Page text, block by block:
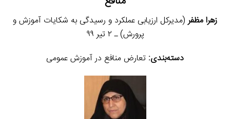
زهرا مظفر(مدیرکل ارزیابی عملکرد و رسیدگی به شکایات آموزش و
پرورش) ـ ۲ تیر ۹۹
دسته‌بندی: تعارض منافع در آموزش عمومی